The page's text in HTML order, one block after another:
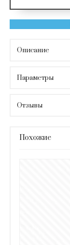
Описание
Параметры
Отзывы
Похожие